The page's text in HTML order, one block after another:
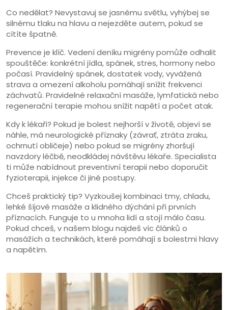
Co nedělat? Nevystavuj se jasnému světlu, vyhýbej se
silnému tlaku na hlavu a nejezděte autem, pokud se
cítíte špatně.
Prevence je klíč. Vedení deníku migrény pomůže odhalit
spouštěče: konkrétní jídla, spánek, stres, hormony nebo
počasí. Pravidelný spánek, dostatek vody, vyvážená
strava a omezení alkoholu pomáhají snížit frekvenci
záchvatů. Pravidelné relaxační masáže, lymfatická nebo
regenerační terapie mohou snížit napětí a počet atak.
Kdy k lékaři? Pokud je bolest nejhorší v životě, objeví se
náhle, má neurologické příznaky (závrať, ztráta zraku,
ochrnutí obličeje) nebo pokud se migrény zhoršují
navzdory léčbě, neodkládej návštěvu lékaře. Specialista
ti může nabídnout preventivní terapii nebo doporučit
fyzioterapii, injekce či jiné postupy.
Chceš praktický tip? Vyzkoušej kombinaci tmy, chladu,
lehké šíjové masáže a klidného dýchání při prvních
příznacích. Funguje to u mnoha lidí a stojí málo času.
Pokud chceš, v našem blogu najdeš víc článků o
masážích a technikách, které pomáhají s bolestmi hlavy
a napětím.